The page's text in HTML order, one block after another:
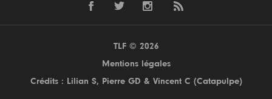
TLF © 2026
Mentions légales
Crédits : Lilian S, Pierre GD & Vincent C (Catapulpe)